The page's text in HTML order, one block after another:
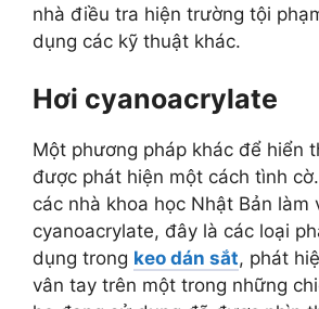
nhà điều tra hiện trường tội
dụng các kỹ thuật khác.
Hơi cyanoacrylate
Một phương pháp khác để hiển
được phát hiện một cách tình
các nhà khoa học Nhật Bản làm
cyanoacrylate, đây là các loại
dụng trong keo dán sắt, phát
vân tay trên một trong những